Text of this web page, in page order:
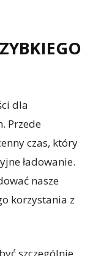
dla
Przede
czas, który
ładowanie.
nasze
korzystania z